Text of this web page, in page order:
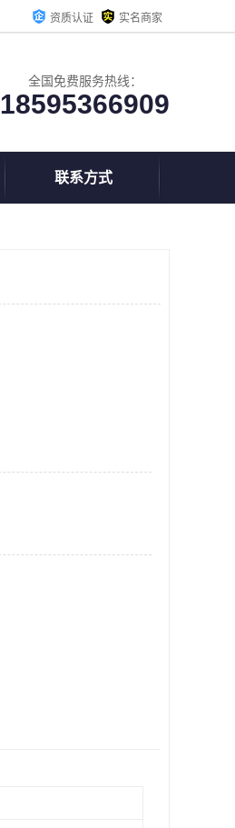
资质认证 实名商家
全国免费服务热线：
18595366909
联系方式